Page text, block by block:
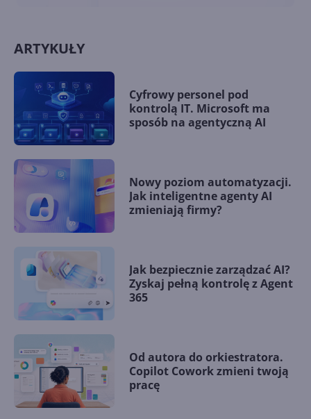
ARTYKUŁY
Cyfrowy personel pod
kontrolą IT. Microsoft ma
sposób na agentyczną AI
Nowy poziom automatyzacji.
Jak inteligentne agenty AI
zmieniają firmy?
Jak bezpiecznie zarządzać AI?
Zyskaj pełną kontrolę z Agent
365
Od autora do orkiestratora.
Copilot Cowork zmieni twoją
pracę